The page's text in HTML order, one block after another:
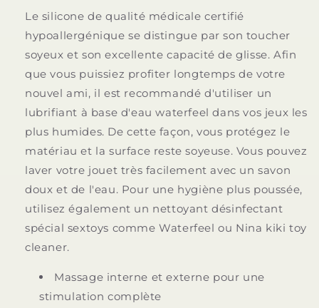
Le silicone de qualité médicale certifié
hypoallergénique se distingue par son toucher
soyeux et son excellente capacité de glisse. Afin
que vous puissiez profiter longtemps de votre
nouvel ami, il est recommandé d'utiliser un
lubrifiant à base d'eau waterfeel dans vos jeux les
plus humides. De cette façon, vous protégez le
matériau et la surface reste soyeuse. Vous pouvez
laver votre jouet très facilement avec un savon
doux et de l'eau. Pour une hygiène plus poussée,
utilisez également un nettoyant désinfectant
spécial sextoys comme Waterfeel ou Nina kiki toy
cleaner.
Massage interne et externe pour une
stimulation complète